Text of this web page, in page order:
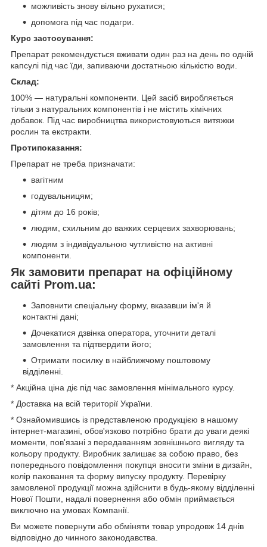
можливість знову вільно рухатися;
допомога під час подагри.
Курс застосування:
Препарат рекомендується вживати один раз на день по одній
капсулі під час їди, запиваючи достатньою кількістю води.
Склад:
100% — натуральні компоненти. Цей засіб виробляється
тільки з натуральних компонентів і не містить хімічних
добавок. Під час виробництва використовуються витяжки
рослин та екстракти.
Протипоказання:
Препарат не треба призначати:
вагітним
годувальницям;
дітям до 16 років;
людям, схильним до важких серцевих захворювань;
людям з індивідуальною чутливістю на активні
компоненти.
Як замовити препарат на офіційному
сайті Prom.ua:
Заповнити спеціальну форму, вказавши ім'я й
контактні дані;
Дочекатися дзвінка оператора, уточнити деталі
замовлення та підтвердити його;
Отримати посилку в найближчому поштовому
відділенні.
* Акційна ціна діє під час замовлення мінімального курсу.
* Доставка на всій території України.
* Ознайомившись із представленою продукцією в нашому
інтернет-магазині, обов'язково потрібно брати до уваги деякі
моменти, пов'язані з передаванням зовнішнього вигляду та
кольору продукту. Виробник залишає за собою право, без
попереднього повідомлення покупця вносити зміни в дизайн,
колір паковання та форму випуску продукту. Перевірку
замовленої продукції можна здійснити в будь-якому відділенні
Нової Пошти, надалі повернення або обмін приймається
виключно на умовах Компанії.
Ви можете повернути або обміняти товар упродовж 14 днів
відповідно до чинного законодавства.